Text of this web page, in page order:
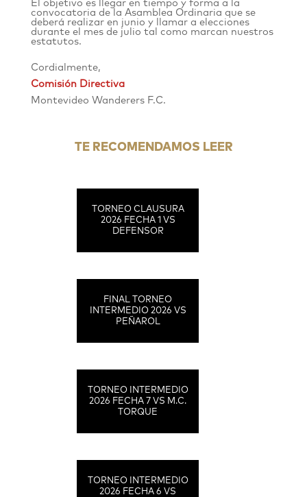
El objetivo es llegar en tiempo y forma a la
convocatoria de la Asamblea Ordinaria que se
deberá realizar en junio y llamar a elecciones
durante el mes de julio tal como marcan nuestros
estatutos.
Cordialmente,
Comisión Directiva
Montevideo Wanderers F.C.
TE RECOMENDAMOS LEER
TORNEO CLAUSURA
2026 FECHA 1 VS
DEFENSOR
FINAL TORNEO
INTERMEDIO 2026 VS
PEÑAROL
TORNEO INTERMEDIO
2026 FECHA 7 VS M.C.
TORQUE
TORNEO INTERMEDIO
2026 FECHA 6 VS